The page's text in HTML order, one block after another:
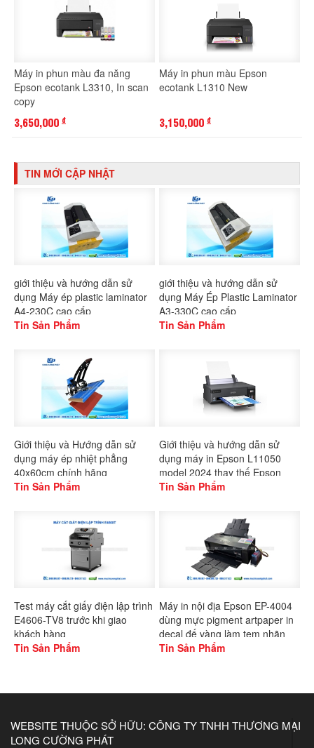
Máy in phun màu đa năng
Epson ecotank L3310, In scan
copy
3,650,000 đ
Máy in phun màu Epson
ecotank L1310 New
3,150,000 đ
TIN MỚI CẬP NHẬT
giới thiệu và hướng dẫn sử
dụng Máy ép plastic laminator
A4-230C cao cấp
Tin Sản Phẩm
giới thiệu và hướng dẫn sử
dụng Máy Ép Plastic Laminator
A3-330C cao cấp
Tin Sản Phẩm
Giới thiệu và Hướng dẫn sử
dụng máy ép nhiệt phẳng
40x60cm chính hãng
Gaoshang
Tin Sản Phẩm
Giới thiệu và hướng dẫn sử
dụng máy in Epson L11050
model 2024 thay thế Epson
L1300
Tin Sản Phẩm
Test máy cắt giấy điện lập trình
E4606-TV8 trước khi giao
khách hàng
Tin Sản Phẩm
Máy in nội địa Epson EP-4004
dùng mực pigment artpaper in
decal đế vàng làm tem nhãn
Tin Sản Phẩm
WEBSITE THUỘC SỞ HỮU: CÔNG TY TNHH THƯƠNG MẠI
LONG CƯỜNG PHÁT